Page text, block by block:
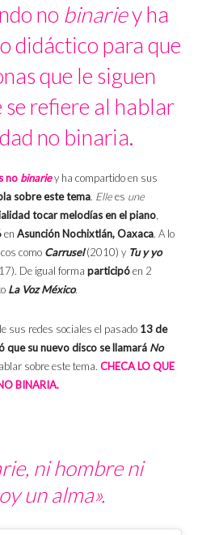
no binariey ha
didáctico para que
que le siguen
se refiere al hablar
no binaria.
no binariey ha compartido en sus
sobre este tema. Ellees une
tocar melodías en el piano,
en Asunción Nochixtlán, Oaxaca. A lo
como Carrusel(2010) y Tu y yo
De igual forma participóen 2
La Voz México.
sus redes sociales el pasado 13 de
que su nuevo disco se llamará No
sobre este tema. CHECA LO QUE
BINARIA.
ni hombre ni
un alma».